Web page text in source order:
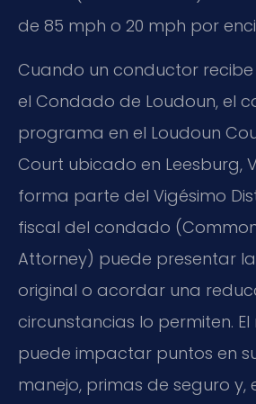
de 85 mph o 20 mph por
Cuando un conductor
el Condado de Loudoun, el
programa en el Loudoun
Court ubicado en Leesburg,
forma parte del Vigésimo
fiscal del condado (
Attorney) puede presentar
original o acordar una
circunstancias lo permiten.
puede impactar puntos en
manejo, primas de seguro y,